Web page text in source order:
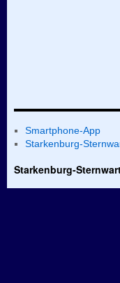
Smartphone-App
Starkenburg-
Starkenburg-